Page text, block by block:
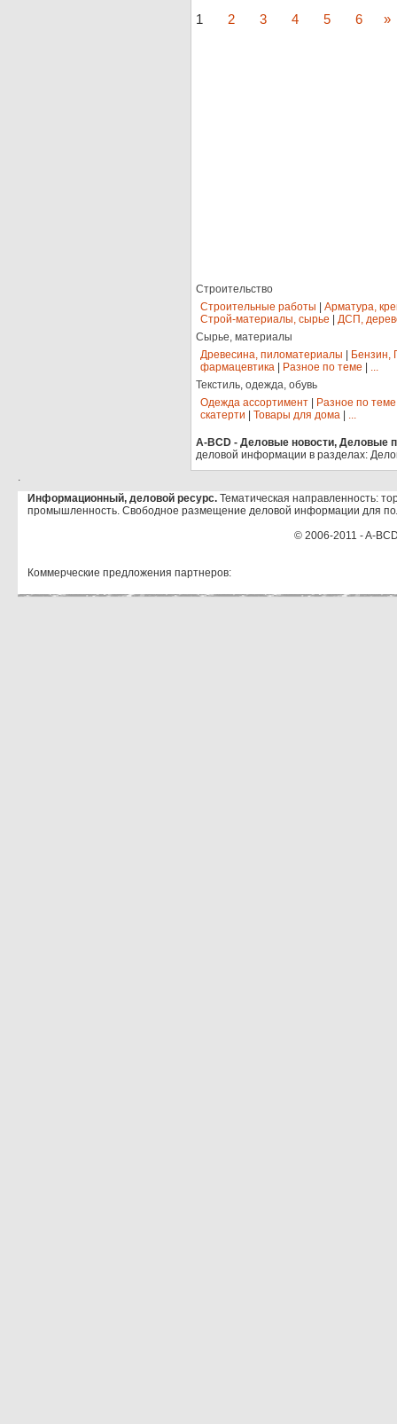
1 2 3 4 5 6 »
Строительство
Строительные работы
Арматура,
Строй-материалы, сырье
ДСП,
Сырье, материалы
Древесина, пиломатериалы
Бензин,
фармацевтика
Разное по теме
...
Текстиль, одежда, обувь
Одежда ассортимент
Разное по теме
скатерти
Товары для дома ...
A-BCD - Деловые новости, Деловые
деловой информации в разделах:
.
Информационный, деловой ресурс. Тематическая направленность:
промышленность. Свободное размещение деловой информации для
© 2006-2011 - A-
Коммерческие предложения партнеров: